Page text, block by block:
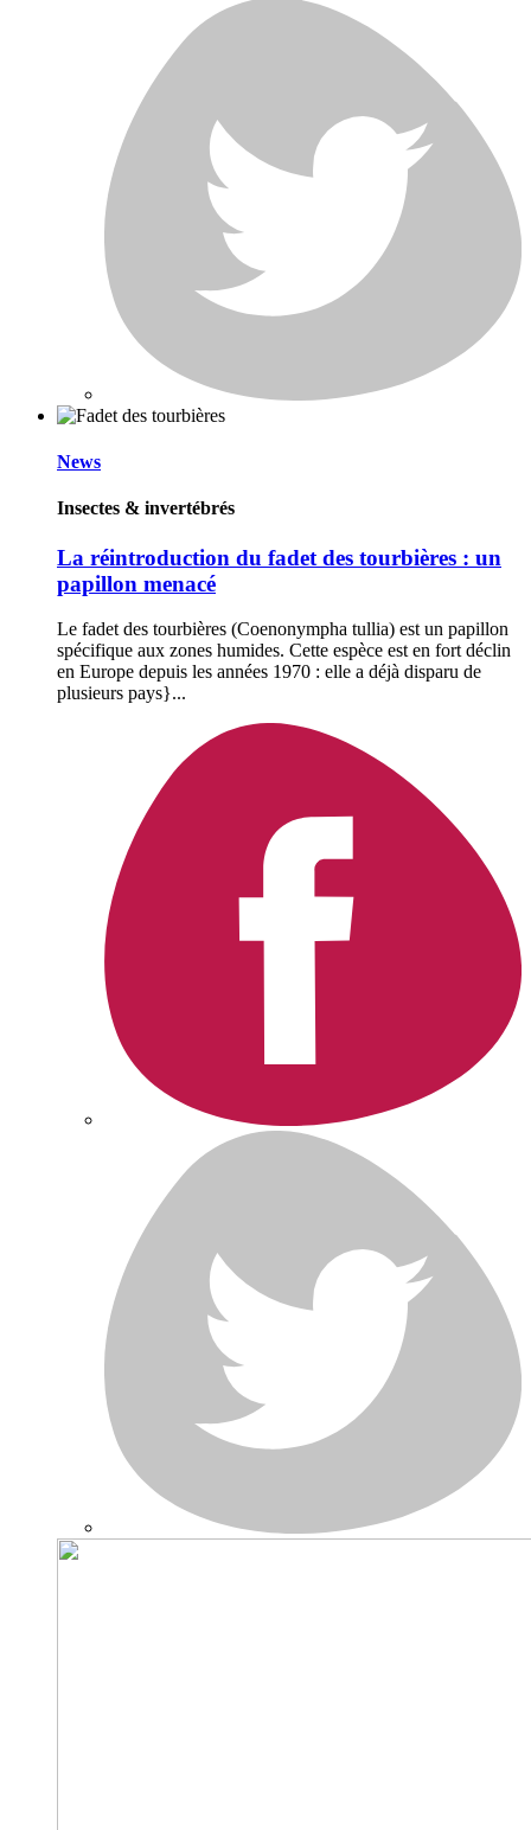
News
Insectes & invertébrés
La réintroduction du fadet des tourbières : un
papillon menacé
Le fadet des tourbières (Coenonympha tullia) est un papillon
spécifique aux zones humides. Cette espèce est en fort déclin
en Europe depuis les années 1970 : elle a déjà disparu de
plusieurs pays}...